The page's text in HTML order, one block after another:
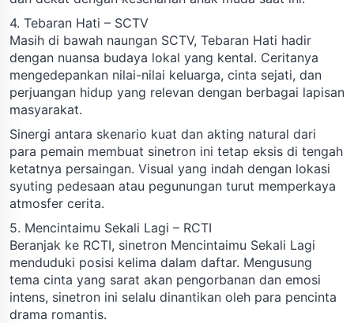
4. Tebaran Hati – SCTV
Masih di bawah naungan SCTV, Tebaran Hati hadir
dengan nuansa budaya lokal yang kental. Ceritanya
mengedepankan nilai-nilai keluarga, cinta sejati, dan
perjuangan hidup yang relevan dengan berbagai lapisan
masyarakat.
Sinergi antara skenario kuat dan akting natural dari
para pemain membuat sinetron ini tetap eksis di tengah
ketatnya persaingan. Visual yang indah dengan lokasi
syuting pedesaan atau pegunungan turut memperkaya
atmosfer cerita.
5. Mencintaimu Sekali Lagi – RCTI
Beranjak ke RCTI, sinetron Mencintaimu Sekali Lagi
menduduki posisi kelima dalam daftar. Mengusung
tema cinta yang sarat akan pengorbanan dan emosi
intens, sinetron ini selalu dinantikan oleh para pencinta
drama romantis.